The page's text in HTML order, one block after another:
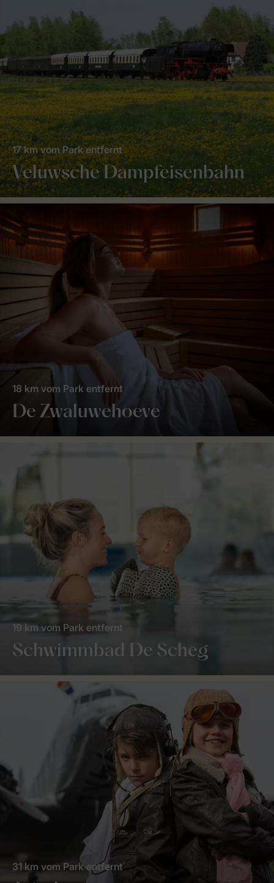
Veluwsche Dampfeisenbahn
17 km vom Park entfernt
De Zwaluwehoeve
18 km vom Park entfernt
Schwimmbad De Scheg
19 km vom Park entfernt
31 km vom Park entfernt